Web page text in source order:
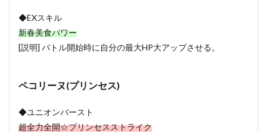
◆EXスキル
新春美食パワー
[説明] バトル開始時に自分の最大HP大アップさせる。
ペコリーヌ(プリンセス)
◆ユニオンバースト
超全力全開☆プリンセスストライク